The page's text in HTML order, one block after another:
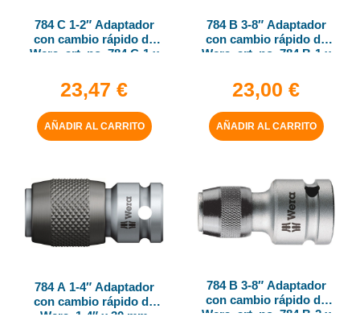
784 C 1-2″ Adaptador
con cambio rápido de
Wera, art. no. 784 C-1 x
23,47 €
AÑADIR AL CARRITO
784 B 3-8″ Adaptador
con cambio rápido de
Wera, art. no. 784 B-1 x
23,00 €
AÑADIR AL CARRITO
784 A 1-4″ Adaptador
con cambio rápido de
Wera, 1-4″ x 30 mm
784 B 3-8″ Adaptador
con cambio rápido de
Wera, art. no. 784 B-2 x